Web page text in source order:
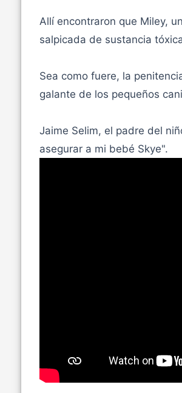
Allí encontraron que Miley,
salpicada de sustancia
Sea como fuere, la
galante de los pequeños
Jaime Selim, el padre del
asegurar a mi bebé Skye".